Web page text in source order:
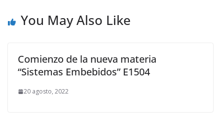
You May Also Like
Comienzo de la nueva materia
“Sistemas Embebidos” E1504
20 agosto, 2022